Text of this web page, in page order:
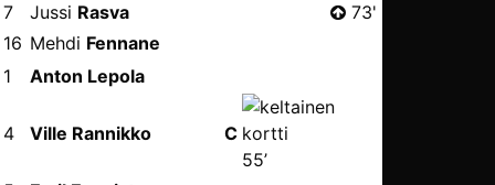
7
Jussi Rasva
73'
16 Mehdi Fennane
1
Anton Lepola
4 Ville Rannikko
C
55’